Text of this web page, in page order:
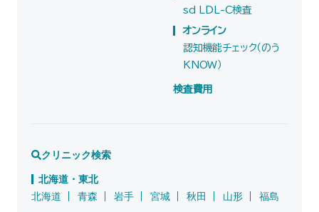
sd LDL-C検査
オンライン
認知機能チェック（のう
KNOW）
検査費用
クリニック検索
北海道・東北
北海道
青森 岩手 宮城 秋田 山形
福島